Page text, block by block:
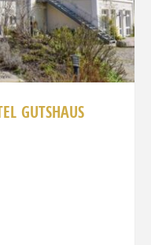
GUTSHAUS